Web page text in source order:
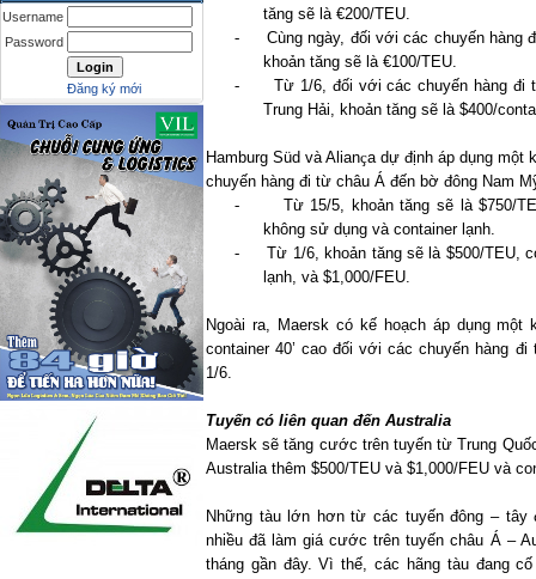
Username
Password
Đăng ký mới
tăng sẽ là €200/TEU.
-
Cùng ngày, đối với các chuyến hàng
khoản tăng sẽ là €100/TEU.
-
Từ 1/6, đối với các chuyến hàng đi
Trung Hải, khoản tăng sẽ là $400/
Hamburg Süd và Alianҫa dự định áp dụng một
chuyến hàng đi từ châu Á đến bờ đông Nam
-
Từ 15/5, khoản tăng sẽ là $750/
không sử dụng và container lạnh.
-
Từ 1/6, khoản tăng sẽ là $500/TEU,
lạnh, và $1,000/FEU.
Ngoài ra, Maersk có kế hoạch áp dụng một
container 40’ cao đối với các chuyến hàng
1/6.
Tuyến có liên quan đến Australia
Maersk sẽ tăng cước trên tuyến từ Trung
Australia thêm $500/TEU và $1,000/FEU và
Những tàu lớn hơn từ các tuyến đông – tây
nhiều đã làm giá cước trên tuyến châu Á –
tháng gần đây. Vì thế, các hãng tàu đang